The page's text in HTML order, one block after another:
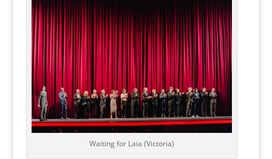
Waiting for Laia (Victoria)